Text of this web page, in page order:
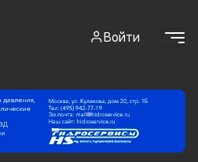
Войти